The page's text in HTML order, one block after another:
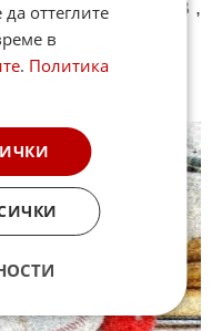
Спортът по ТВ ,
оттеглите
в
. Политика